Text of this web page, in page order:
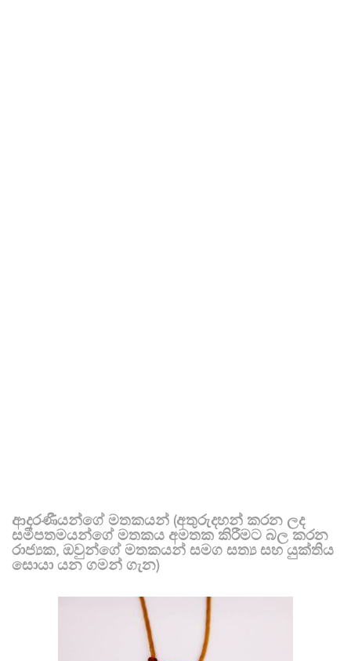
ආදරණීයන්ගේ මතකයන් (අතුරුදහන් කරන ලද
සමීපතමයන්ගේ මතකය අමතක කිරීමට බල කරන
රාජ්‍යක, ඔවුන්ගේ මතකයන් සමග සත්‍ය සහ යුක්තිය
සොයා යන ගමන් ගැන)